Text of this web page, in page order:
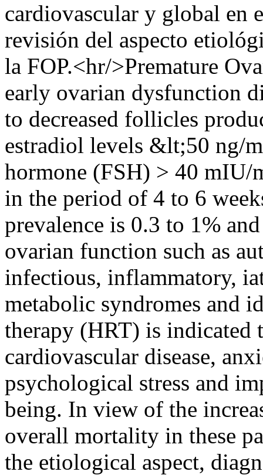
cardiovascular y global en
revisión del aspecto
la FOP.<hr/>Premature
early ovarian dysfunction
to decreased follicles
estradiol levels &lt;50 ng/
hormone (FSH) > 40 mIU/
in the period of 4 to 6
prevalence is 0.3 to 1%
ovarian function such as
infectious, inflammatory,
metabolic syndromes and
therapy (HRT) is indicated
cardiovascular disease,
psychological stress and
being. In view of the
overall mortality in these
the etiological aspect,